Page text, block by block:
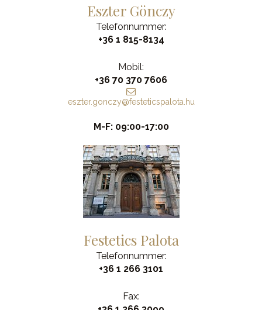
Eszter Gönczy
Telefonnummer:
+36 1 815-8134
Mobil:
+36 70 370 7606
eszter.gonczy@festeticspalota.hu
M-F: 09:00-17:00
Festetics Palota
Telefonnummer:
+36 1 266 3101
Fax: